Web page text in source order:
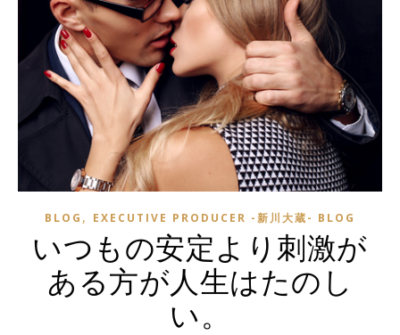
BLOG , EXECUTIVE PRODUCER -新川大蔵- BLOG
いつもの安定より刺激が
ある方が人生はたのし
い。